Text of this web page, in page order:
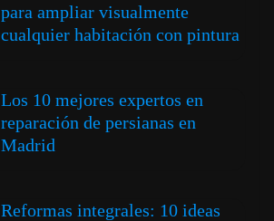
para ampliar visualmente
cualquier habitación con pintura
Los 10 mejores expertos en
reparación de persianas en
Madrid
Reformas integrales: 10 ideas